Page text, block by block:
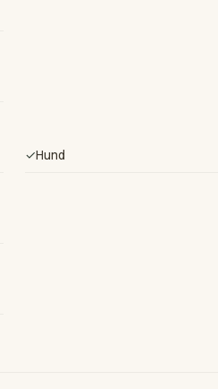
✓Hund